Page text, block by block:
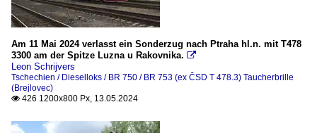
Am 11 Mai 2024 verlasst ein Sonderzug nach Ptraha hl.n. mit T478
3300 am der Spitze Luzna u Rakovnika. 
Leon Schrijvers
Tschechien / Dieselloks / BR 750 / BR 753 (ex ČSD T 478.3) Taucherbrille
(Brejlovec)
 426 1200x800 Px, 13.05.2024